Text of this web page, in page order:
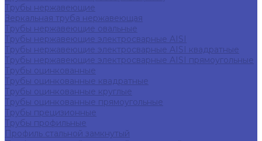
Трубы нержавеющие
Зеркальная труба нержавеющая
Трубы нержавеющие овальные
Трубы нержавеющие электросварные AISI
Трубы нержавеющие электросварные AISI квадратные
Трубы нержавеющие электросварные AISI прямоугольные
Трубы оцинкованные
Трубы оцинкованные квадратные
Трубы оцинкованные круглые
Трубы оцинкованные прямоугольные
Трубы прецизионные
Трубы профильные
Профиль стальной замкнутый